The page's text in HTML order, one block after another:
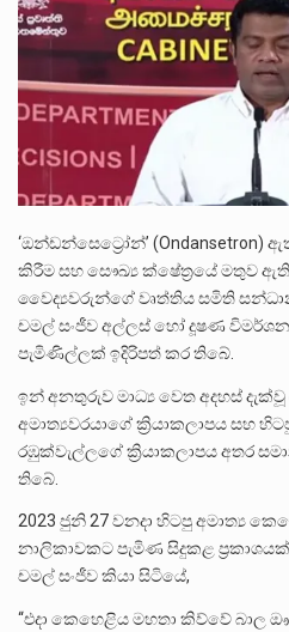
‘ඔන්ඩන්සෙට්‍රෝන්’
කිරීම සහ සෞඛ්‍ය ක්ෂේත්‍රයේ මතුව
වෛද්‍යවරුන්ගේ වෘත්තිය සමිති
චමල් සංජීව අල්ලස් හෝ දූෂණ
පැමිණිල්ලක් ඉදිරිපත් කර තිබේ.
ඉන් අනතුරුව මාධ්‍ය වෙත අදහස්
අමාත්‍යවරයාගේ ක්‍රියාකලාපය සහ
රඹුක්වැල්ලගේ ක්‍රියාකලාපය අතර
තිබේ.
2023 ජුනි 27 වනදා හිටපු අමාත්‍ය
නාලිකාවකට පැමිණ සිදුකළ
චමල් සංජීව කියා සිටියේ,
“එදා කෙහෙළිය මහතා කිව්වේ බාල